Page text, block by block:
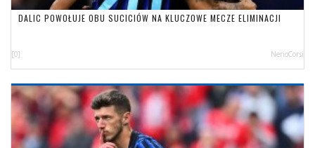
DALIC POWOŁUJE OBU SUCICIÓW NA KLUCZOWE MECZE ELIMINACJI
[0] NerioCorsi